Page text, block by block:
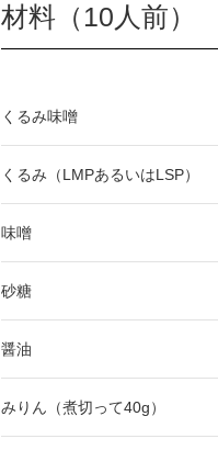
材料（10人前）
くるみ味噌
くるみ（LMPあるいはLSP）
味噌
砂糖
醤油
みりん（煮切って40g）